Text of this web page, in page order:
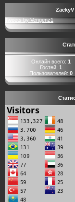
Tweets by Vengenz1
Онлайн всего: 1
Гостей: 1
Пользователей: 0